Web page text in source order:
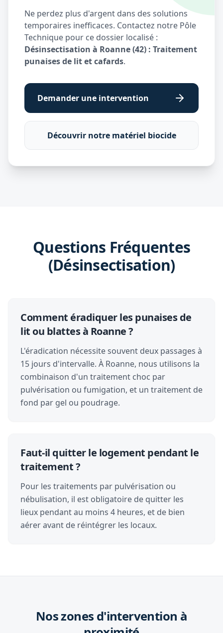
Ne perdez plus d'argent dans des solutions
temporaires inefficaces. Contactez notre Pôle
Technique pour ce dossier localisé :
Désinsectisation à Roanne (42) : Traitement
punaises de lit et cafards.
Demander une intervention
Découvrir notre matériel biocide
Questions Fréquentes
(Désinsectisation)
Comment éradiquer les punaises de
lit ou blattes à Roanne ?
L'éradication nécessite souvent deux passages à
15 jours d'intervalle. À Roanne, nous utilisons la
combinaison d'un traitement choc par
pulvérisation ou fumigation, et un traitement de
fond par gel ou poudrage.
Faut-il quitter le logement pendant le
traitement ?
Pour les traitements par pulvérisation ou
nébulisation, il est obligatoire de quitter les
lieux pendant au moins 4 heures, et de bien
aérer avant de réintégrer les locaux.
Nos zones d'intervention à